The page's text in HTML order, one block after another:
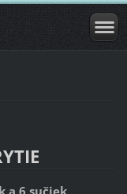
a 6 sučiek